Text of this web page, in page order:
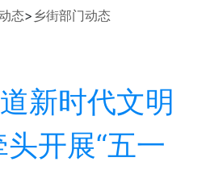
态> 乡街部门动态
新时代文明
开展“五一